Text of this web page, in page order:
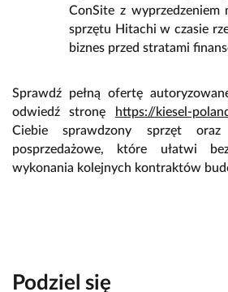
ConSite z wyprzedzeniem
sprzętu Hitachi w czasie
biznes przed stratami
Sprawdź pełną ofertę
odwiedź stronę
https://kiesel-
Ciebie sprawdzony sprzęt
posprzedażowe, które ułatwi
wykonania kolejnych kontraktów
Podziel się